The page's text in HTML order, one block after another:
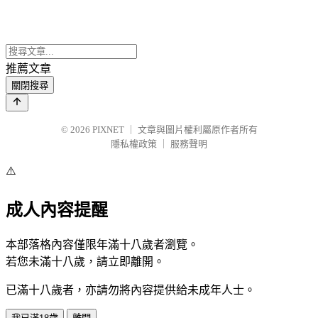
推薦文章
關閉搜尋
© 2026 PIXNET
文章與圖片權利屬原作者所有
隱私權政策
服務聲明
⚠️
成人內容提醒
本部落格內容僅限年滿十八歲者瀏覽。
若您未滿十八歲，請立即離開。
已滿十八歲者，亦請勿將內容提供給未成年人士。